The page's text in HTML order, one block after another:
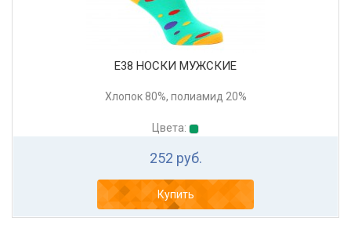
Е38 НОСКИ МУЖСКИЕ
Хлопок 80%, полиамид 20%
Цвета:
252 руб.
Купить